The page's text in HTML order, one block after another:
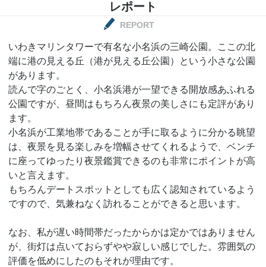
レポート
REPORT
いわきマリンタワーで有名な小名浜の三崎公園。ここの北
端に港の見える丘（港が見える丘公園）という小さな公園
があります。
読んで字のごとく、小名浜港が一望できる開放感あふれる
公園ですが、昼間はもちろん夜景の美しさにも定評があり
ます。
小名浜が工業地帯であることが手に取るように分かる眺望
は、夜景を見る楽しみを増幅させてくれるようで、ベンチ
に座ってゆったり夜景鑑賞できるのも非常にポイントが高
いと言えます。
もちろんデートスポットとしても広く認知されているよう
ですので、気兼ねなく訪れることができると思います。
なお、私が遅い時間帯だったからかは定かではありません
が、街灯は点いておらずやや寂しい感じでした。雰囲気の
評価を低めにしたのもそれが理由です。